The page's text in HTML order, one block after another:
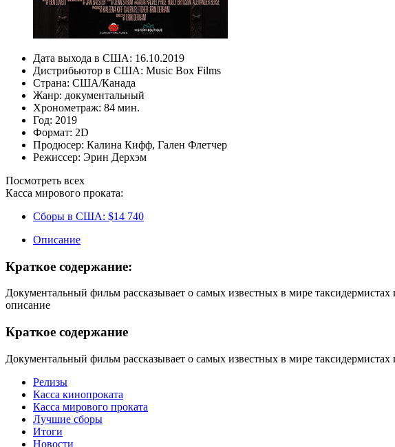
Дата выхода в США: 16.10.2019
Дистрибьютор в США: Music Box Films
Страна: США/Канада
Жанр: документальный
Хронометраж: 84 мин.
Год: 2019
Формат: 2D
Продюсер: Калина Кифф, Гален Флетчер
Режиссер: Эрин Дерхэм
Посмотреть всех
Касса мирового проката:
Сборы в США: $14 740
Описание
Краткое содержание:
Документальный фильм рассказывает о самых известных в мире таксидермистах
описание
Краткое содержание
Документальный фильм рассказывает о самых известных в мире таксидермистах
Релизы
Касса кинопроката
Касса мирового проката
Лучшие сборы
Итоги
Новости